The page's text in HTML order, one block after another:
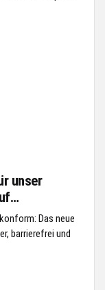
unser
Das neue
barrierefrei und